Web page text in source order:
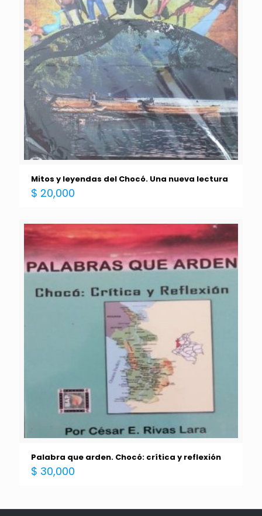
Mitos y leyendas del Chocó. Una nueva lectura
$ 20,000
Palabra que arden. Chocó: crítica y reflexión
$ 30,000